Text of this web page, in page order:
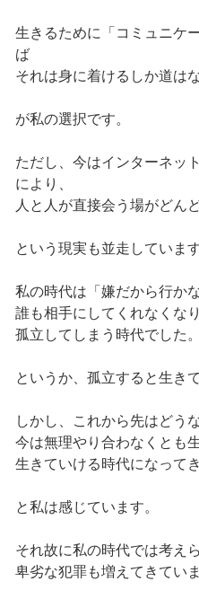
生きるために「コミュニケ
ば
それは身に着けるしか道はな
が私の選択です。
ただし、今はインターネッ
により、
人と人が直接会う場がどん
という現実も並走しています
私の時代は「嫌だから行か
誰も相手にしてくれなくなり
孤立してしまう時代でした。
というか、孤立すると生き
しかし、これから先はどう
今は無理やり合わなくとも
生きていける時代になってき
と私は感じています。
それ故に私の時代では考え
卑劣な犯罪も増えてきていま